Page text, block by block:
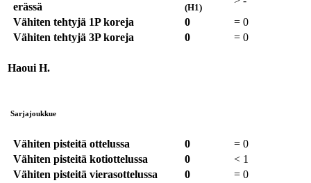
erässä
(H1)
Vähiten tehtyjä 1P koreja
0 = 0
Vähiten tehtyjä 3P koreja
0 = 0
Haoui H.
Sarjajoukkue
Vähiten pisteitä ottelussa 0 = 0
Vähiten pisteitä kotiottelussa
0 < 1
Vähiten pisteitä vierasottelussa
0 = 0